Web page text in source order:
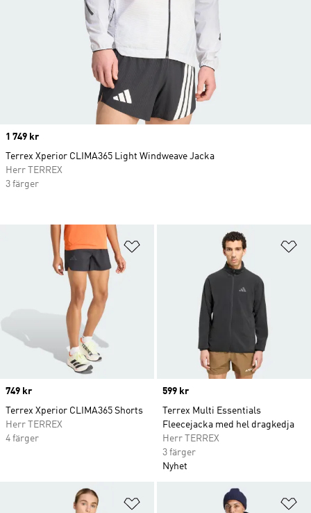
Lägg till på önskelistan
Price
749 kr
Terrex Xperior CLIMA365 Shorts
Herr TERREX
4 färger
Price
599 kr
Terrex Multi Essentials
Fleecejacka med hel dragkedja
Herr TERREX
3 färger
Nyhet
Lägg till på önskelistan
Price
1 749 kr
Terrex Xperior CLIMA365 Light Windweave Jacka
Herr TERREX
3 färger